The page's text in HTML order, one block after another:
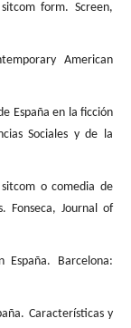
form. Screen,
American
España en la ficción
Sociales y de la
o comedia de
Fonseca, Journal of
Barcelona:
Características y